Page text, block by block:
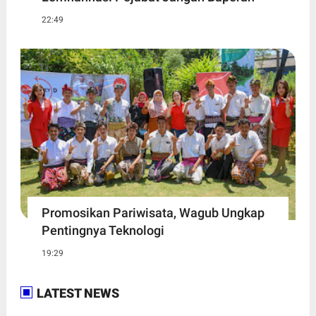
22:49
Promosikan Pariwisata, Wagub Ungkap
Pentingnya Teknologi
19:29
LATEST NEWS